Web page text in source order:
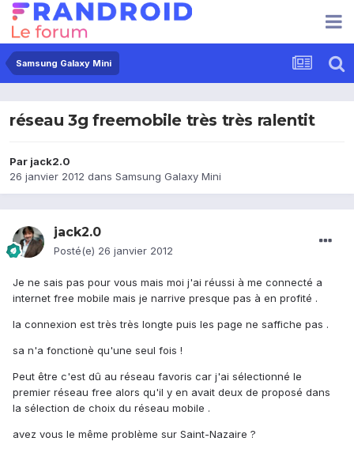
Samsung Galaxy Mini
réseau 3g freemobile très très ralentit
Par jack2.0
26 janvier 2012 dans Samsung Galaxy Mini
jack2.0
Posté(e) 26 janvier 2012
Je ne sais pas pour vous mais moi j'ai réussi à me connecté a
internet free mobile mais je narrive presque pas à en profité .
la connexion est très très longte puis les page ne saffiche pas .
sa n'a fonctionè qu'une seul fois !
Peut être c'est dû au réseau favoris car j'ai sélectionné le
premier réseau free alors qu'il y en avait deux de proposé dans
la sélection de choix du réseau mobile .
avez vous le même problème sur Saint-Nazaire ?